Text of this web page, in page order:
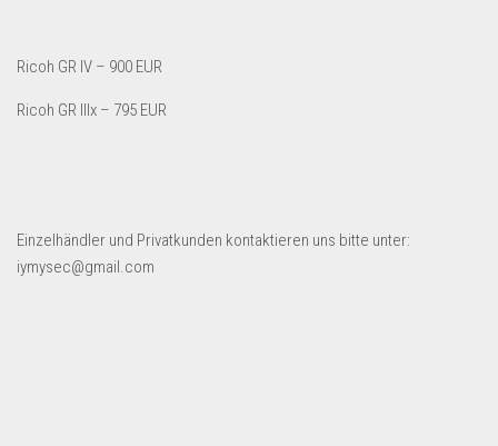
Ricoh GR IV – 900 EUR
Ricoh GR IIIx – 795 EUR
Einzelhändler und Privatkunden kontaktieren uns bitte unter:
iymysec@gmail.com